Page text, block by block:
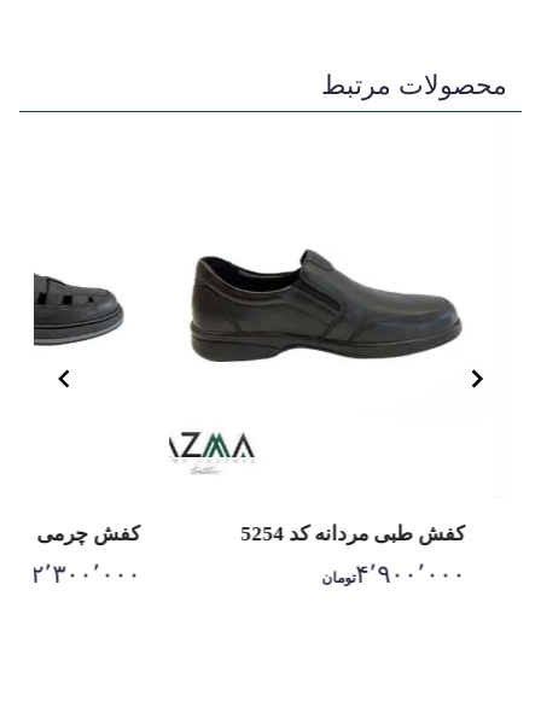
محصولات مرتبط
کفش طبی مردانه کد 5254
۴٬۹۰۰٬۰۰۰تومان
کفش چرمی مردانه
۲٬۳۰۰٬۰۰۰